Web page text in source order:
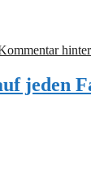
jeden